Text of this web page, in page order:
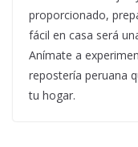
proporcionado,
fácil en casa será
Anímate a
repostería peruana
tu hogar.